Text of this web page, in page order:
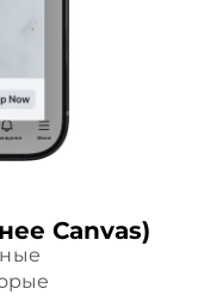
Canvas)